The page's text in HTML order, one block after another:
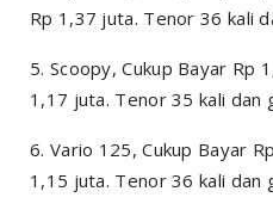
Rp 1,37 juta. Tenor 36 kali
5. Scoopy, Cukup Bayar Rp
1,17 juta. Tenor 35 kali dan
6. Vario 125, Cukup Bayar
1,15 juta. Tenor 36 kali dan